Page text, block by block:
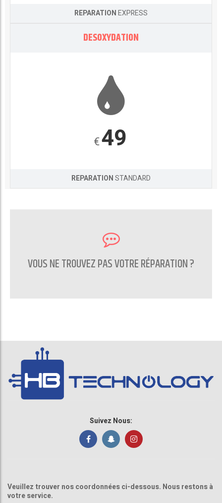
REPARATIONEXPRESS
DESOXYDATION
€49
REPARATIONSTANDARD
VOUS NE TROUVEZ PAS VOTRE RÉPARATION ?
CONTACTEZ NOUS
Suivez Nous:
Veuillez trouver nos coordonnées ci-dessous. Nous restons à
votre service.